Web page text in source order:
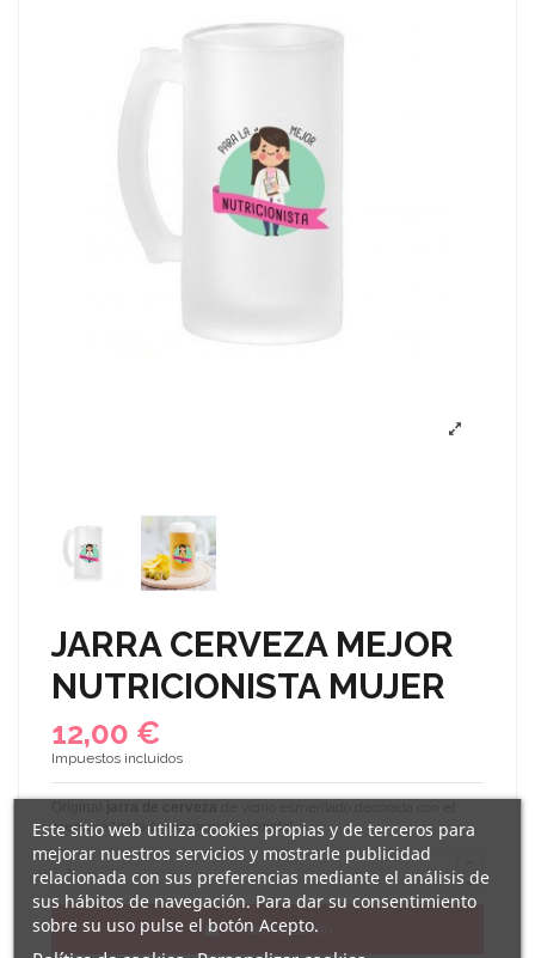
JARRA CERVEZA MEJOR
NUTRICIONISTA MUJER
12,00 €
Impuestos incluidos
mensaje "para la mejor nutricionista".
Añadir al carrito
Este sitio web utiliza cookies propias y de terceros para
mejorar nuestros servicios y mostrarle publicidad
relacionada con sus preferencias mediante el análisis de
sus hábitos de navegación. Para dar su consentimiento
sobre su uso pulse el botón Acepto.